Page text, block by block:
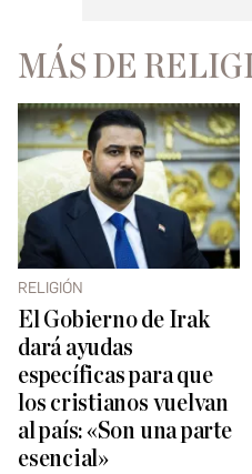
MÁS DE
RELIGIÓN
El Gobierno de Irak
dará ayudas
específicas para que
los cristianos vuelvan
al país: «Son una parte
esencial»